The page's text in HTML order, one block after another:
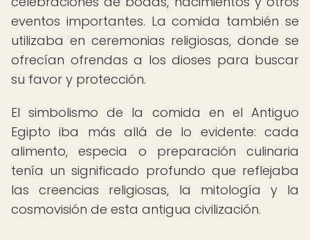
eventos importantes. La comida también se
utilizaba en ceremonias religiosas, donde se
ofrecían ofrendas a los dioses para buscar
su favor y protección.
El simbolismo de la comida en el Antiguo
Egipto iba más allá de lo evidente: cada
alimento, especia o preparación culinaria
tenía un significado profundo que reflejaba
las creencias religiosas, la mitología y la
cosmovisión de esta antigua civilización.